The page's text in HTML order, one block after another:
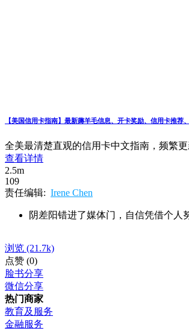
【美国信用卡指南】最新薅羊毛信息、开卡奖励、信用卡推荐
全美最清楚直观的信用卡中文指南，频繁
查看详情
2.5m
109
责任编辑: Irene Chen
阴差阳错进了媒体门，自信凭借个人
浏览 (21.7k)
点赞 (0)
脸书分享
微信分享
热门商家
教育及服务
金融服务